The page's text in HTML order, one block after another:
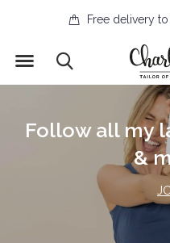
Free delivery
Follow all my
&